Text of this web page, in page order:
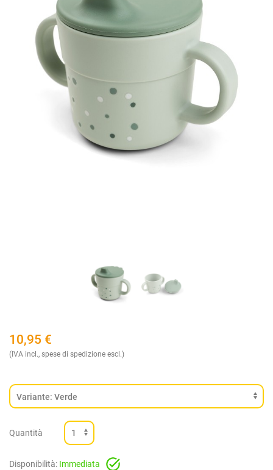
10,95 €
(IVA incl., spese di spedizione escl.)
Quantità
Disponibilità: Immediata